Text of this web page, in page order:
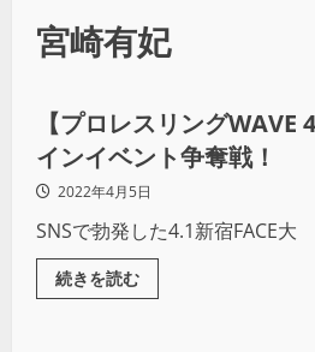
宮崎有妃
プロレス
【プロレスリングWAVE
インイベント争奪戦！
2022年4月5日
SNSで勃発した4.1新宿FACE大
続きを読む
プロレス